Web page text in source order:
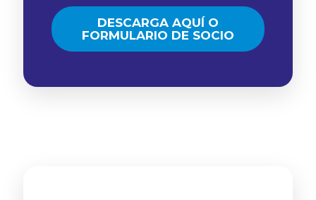
DESCARGA AQUÍ O
FORMULARIO DE SOCIO